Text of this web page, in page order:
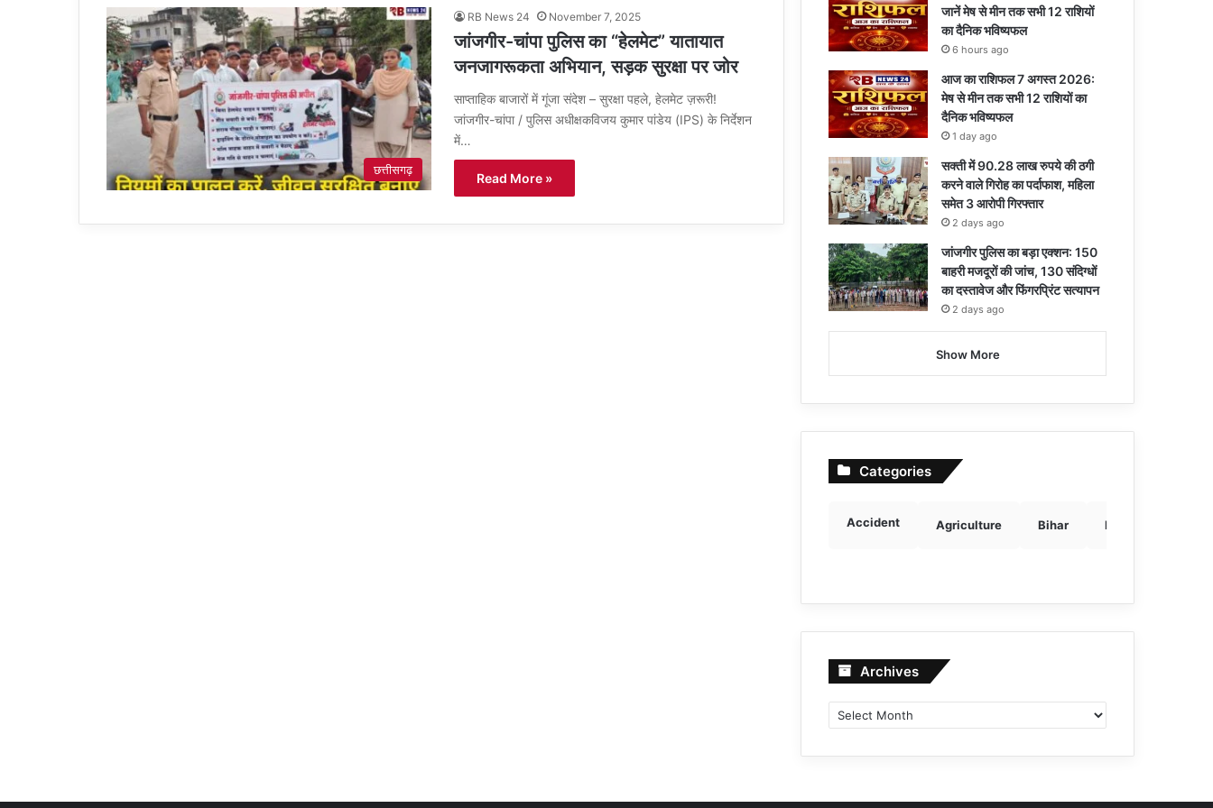
छत्तीसगढ़
RB News 24 November 7, 2025
जांजगीर-चांपा पुलिस का “हेलमेट” यातायात
जनजागरूकता अभियान, सड़क सुरक्षा पर जोर
साप्ताहिक बाजारों में गूंजा संदेश – सुरक्षा पहले, हेलमेट ज़रूरी!
जांजगीर-चांपा / पुलिस अधीक्षकविजय कुमार पांडेय (IPS) के निर्देशन
में…
Read More »
जानें मेष से मीन तक सभी 12 राशियों
का दैनिक भविष्यफल
6 hours ago
आज का राशिफल 7 अगस्त 2026:
मेष से मीन तक सभी 12 राशियों का
दैनिक भविष्यफल
1 day ago
सक्ती में 90.28 लाख रुपये की ठगी
करने वाले गिरोह का पर्दाफाश, महिला
समेत 3 आरोपी गिरफ्तार
2 days ago
जांजगीर पुलिस का बड़ा एक्शन: 150
बाहरी मजदूरों की जांच, 130 संदिग्धों
का दस्तावेज और फिंगरप्रिंट सत्यापन
2 days ago
Show More
Categories
Accident Agriculture Bihar Breaking news
Archives Archives